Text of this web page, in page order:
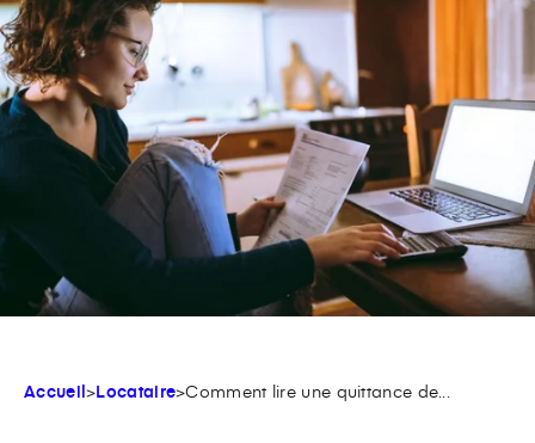
Accueil>Locataire>Comment lire une quittance de...